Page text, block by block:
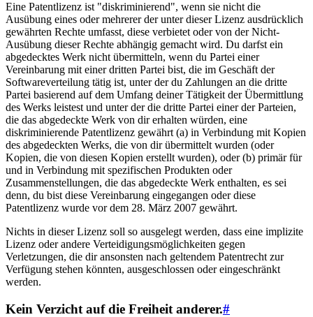
Eine Patentlizenz ist "diskriminierend", wenn sie nicht die
Ausübung eines oder mehrerer der unter dieser Lizenz ausdrücklich
gewährten Rechte umfasst, diese verbietet oder von der Nicht-
Ausübung dieser Rechte abhängig gemacht wird. Du darfst ein
abgedecktes Werk nicht übermitteln, wenn du Partei einer
Vereinbarung mit einer dritten Partei bist, die im Geschäft der
Softwareverteilung tätig ist, unter der du Zahlungen an die dritte
Partei basierend auf dem Umfang deiner Tätigkeit der Übermittlung
des Werks leistest und unter der die dritte Partei einer der Parteien,
die das abgedeckte Werk von dir erhalten würden, eine
diskriminierende Patentlizenz gewährt (a) in Verbindung mit Kopien
des abgedeckten Werks, die von dir übermittelt wurden (oder
Kopien, die von diesen Kopien erstellt wurden), oder (b) primär für
und in Verbindung mit spezifischen Produkten oder
Zusammenstellungen, die das abgedeckte Werk enthalten, es sei
denn, du bist diese Vereinbarung eingegangen oder diese
Patentlizenz wurde vor dem 28. März 2007 gewährt.
Nichts in dieser Lizenz soll so ausgelegt werden, dass eine implizite
Lizenz oder andere Verteidigungsmöglichkeiten gegen
Verletzungen, die dir ansonsten nach geltendem Patentrecht zur
Verfügung stehen könnten, ausgeschlossen oder eingeschränkt
werden.
Kein Verzicht auf die Freiheit anderer.#